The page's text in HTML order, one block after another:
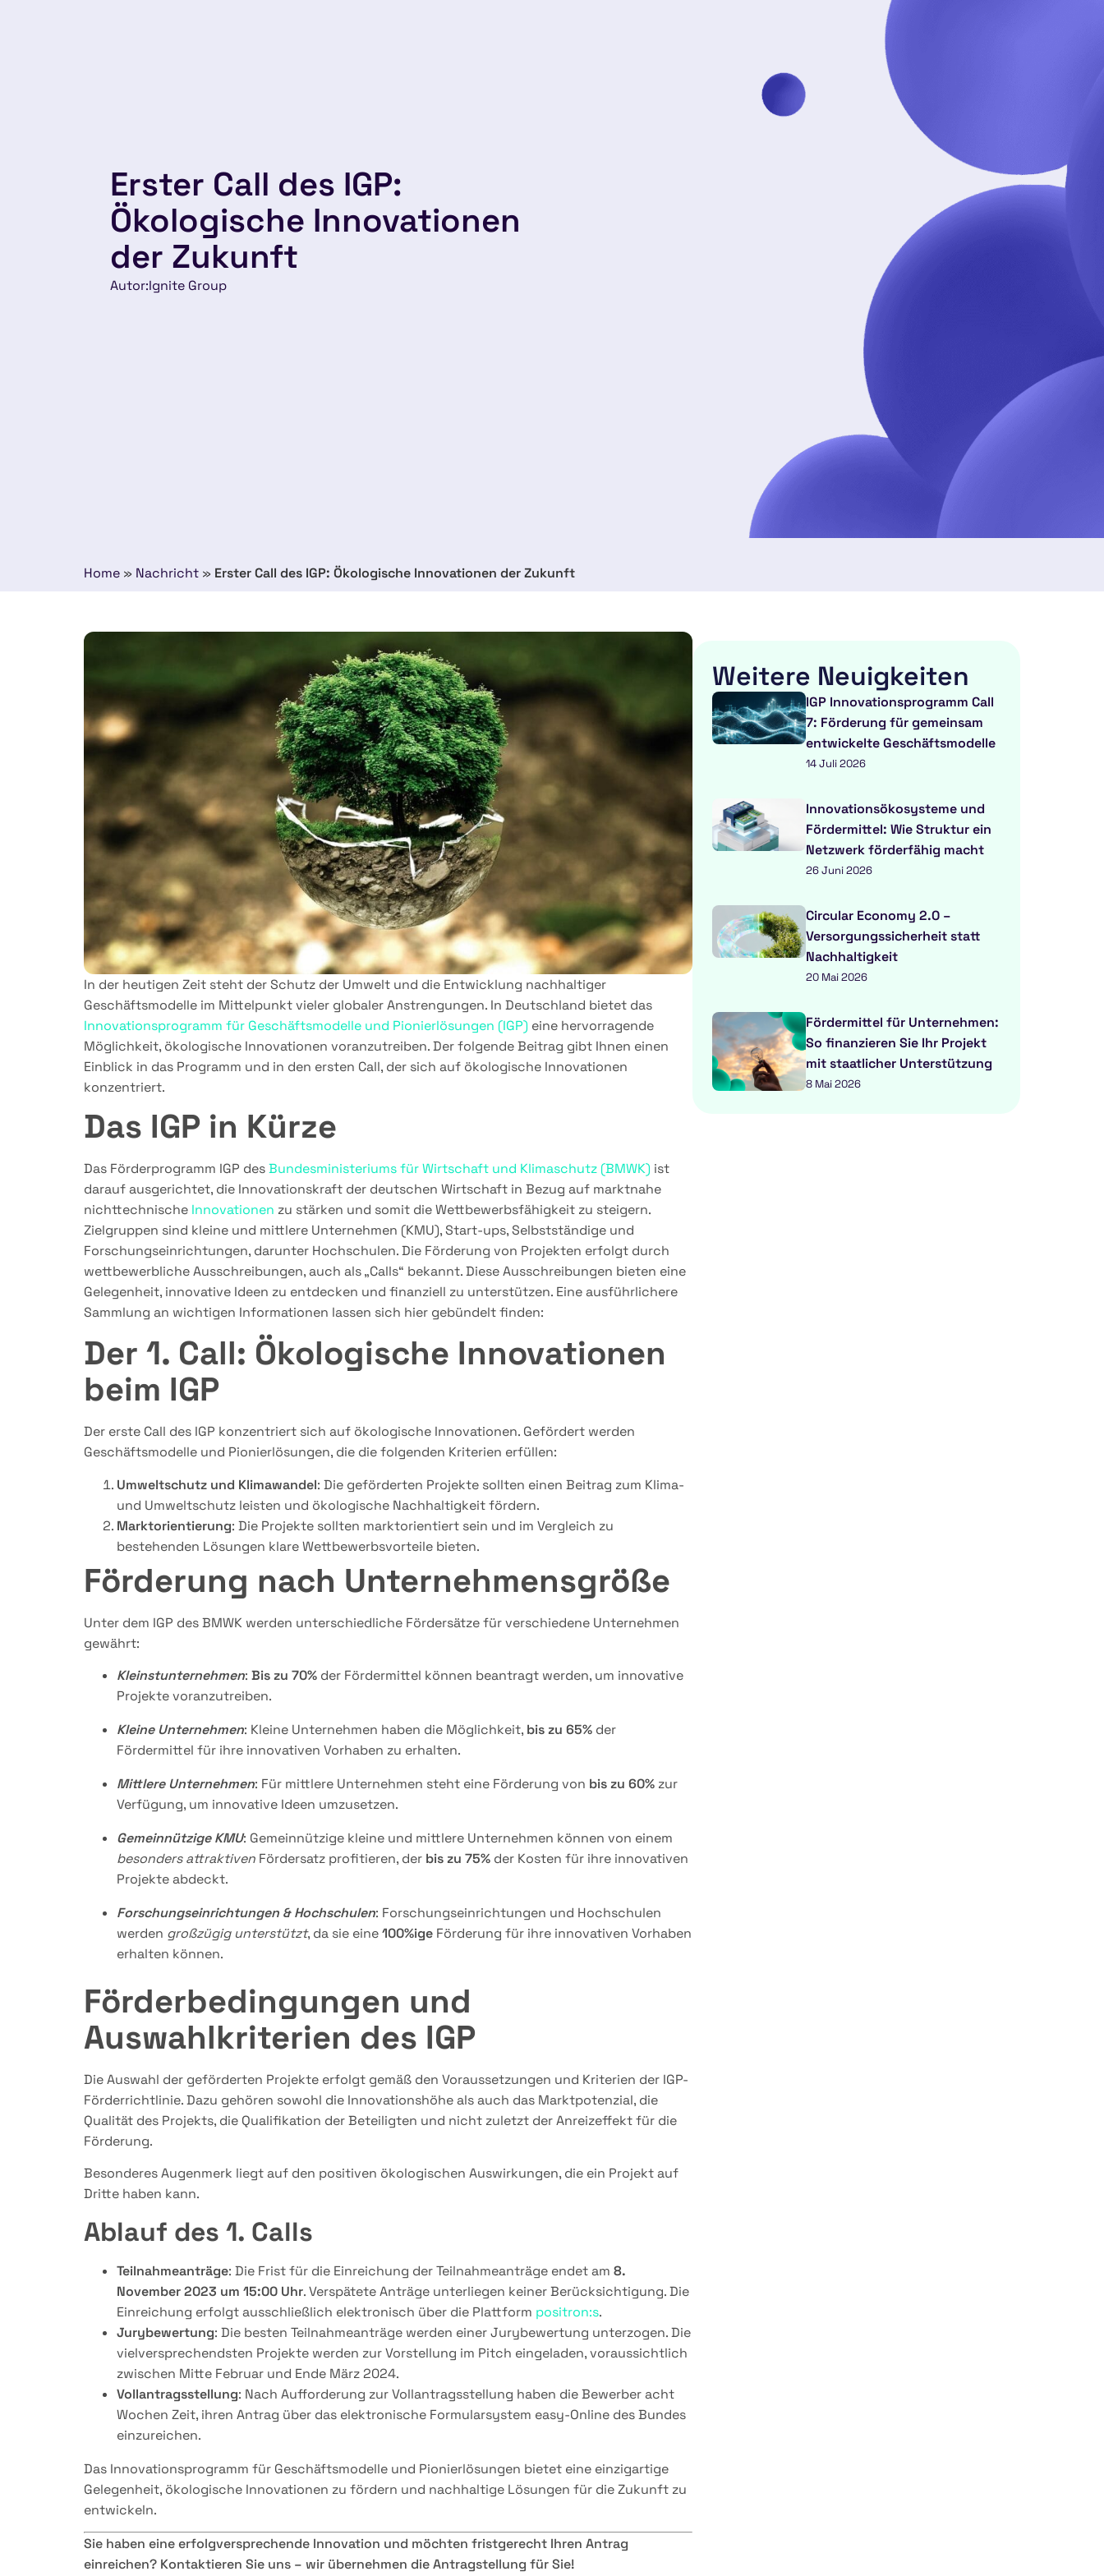
Erster Call des IGP:
Ökologische Innovationen
der Zukunft
Autor:Ignite Group
Home » Nachricht » Erster Call des IGP: Ökologische Innovationen der Zukunft
In der heutigen Zeit steht der Schutz der Umwelt und die Entwicklung nachhaltiger
Geschäftsmodelle im Mittelpunkt vieler globaler Anstrengungen. In Deutschland bietet das
Innovationsprogramm für Geschäftsmodelle und Pionierlösungen (IGP) eine hervorragende
Möglichkeit, ökologische Innovationen voranzutreiben. Der folgende Beitrag gibt Ihnen einen
Einblick in das Programm und in den ersten Call, der sich auf ökologische Innovationen
konzentriert.
Das IGP in Kürze
Das Förderprogramm IGP desBundesministeriums für Wirtschaft und Klimaschutz (BMWK) ist
darauf ausgerichtet, die Innovationskraft der deutschen Wirtschaft in Bezug auf marktnahe
nichttechnische Innovationen zu stärken und somit die Wettbewerbsfähigkeit zu steigern.
Zielgruppen sind kleine und mittlere Unternehmen (KMU), Start-ups, Selbstständige und
Forschungseinrichtungen, darunter Hochschulen. Die Förderung von Projekten erfolgt durch
wettbewerbliche Ausschreibungen, auch als „Calls“ bekannt. Diese Ausschreibungen bieten eine
Gelegenheit, innovative Ideen zu entdecken und finanziell zu unterstützen. Eine ausführlichere
Sammlung an wichtigen Informationen lassen sich hier gebündelt finden:
Der 1. Call: Ökologische Innovationen
beim IGP
Der erste Call des IGP konzentriert sich auf ökologische Innovationen. Gefördert werden
Geschäftsmodelle und Pionierlösungen, die die folgenden Kriterien erfüllen:
Umweltschutz und Klimawandel: Die geförderten Projekte sollten einen Beitrag zum Klima-
und Umweltschutz leisten und ökologische Nachhaltigkeit fördern.
Marktorientierung: Die Projekte sollten marktorientiert sein und im Vergleich zu
bestehenden Lösungen klare Wettbewerbsvorteile bieten.
Förderung nach Unternehmensgröße
Unter dem IGP des BMWK werden unterschiedliche Fördersätze für verschiedene Unternehmen
gewährt:
Kleinstunternehmen: Bis zu 70% der Fördermittel können beantragt werden, um innovative
Projekte voranzutreiben.
Kleine Unternehmen: Kleine Unternehmen haben die Möglichkeit, bis zu 65% der
Fördermittel für ihre innovativen Vorhaben zu erhalten.
Mittlere Unternehmen: Für mittlere Unternehmen steht eine Förderung von bis zu 60% zur
Verfügung, um innovative Ideen umzusetzen.
Gemeinnützige KMU: Gemeinnützige kleine und mittlere Unternehmen können von einem
besonders attraktiven Fördersatz profitieren, der bis zu 75% der Kosten für ihre innovativen
Projekte abdeckt.
Forschungseinrichtungen & Hochschulen: Forschungseinrichtungen und Hochschulen
werden großzügig unterstützt, da sie eine100%ige Förderung für ihre innovativen Vorhaben
erhalten können.
Förderbedingungen und
Auswahlkriterien des IGP
Die Auswahl der geförderten Projekte erfolgt gemäß den Voraussetzungen und Kriterien der IGP-
Förderrichtlinie. Dazu gehören sowohl die Innovationshöhe als auch das Marktpotenzial, die
Qualität des Projekts, die Qualifikation der Beteiligten und nicht zuletzt der Anreizeffekt für die
Förderung.
Besonderes Augenmerk liegt auf den positiven ökologischen Auswirkungen, die ein Projekt auf
Dritte haben kann.
Ablauf des 1. Calls
Teilnahmeanträge: Die Frist für die Einreichung der Teilnahmeanträge endet am 8.
November 2023 um 15:00 Uhr. Verspätete Anträge unterliegen keiner Berücksichtigung. Die
Einreichung erfolgt ausschließlich elektronisch über die Plattform positron:s.
Jurybewertung: Die besten Teilnahmeanträge werden einer Jurybewertung unterzogen. Die
vielversprechendsten Projekte werden zur Vorstellung im Pitch eingeladen, voraussichtlich
zwischen Mitte Februar und Ende März 2024.
Vollantragsstellung: Nach Aufforderung zur Vollantragsstellung haben die Bewerber acht
Wochen Zeit, ihren Antrag über das elektronische Formularsystem easy-Online des Bundes
einzureichen.
Das Innovationsprogramm für Geschäftsmodelle und Pionierlösungen bietet eine einzigartige
Gelegenheit, ökologische Innovationen zu fördern und nachhaltige Lösungen für die Zukunft zu
entwickeln.
Sie haben eine erfolgversprechende Innovation und möchten fristgerecht Ihren Antrag
einreichen? Kontaktieren Sie uns – wir übernehmen die Antragstellung für Sie!
Weitere Neuigkeiten
IGP Innovationsprogramm Call
7: Förderung für gemeinsam
entwickelte Geschäftsmodelle
14 Juli 2026
Innovationsökosysteme und
Fördermittel: Wie Struktur ein
Netzwerk förderfähig macht
26 Juni 2026
Circular Economy 2.0 –
Versorgungssicherheit statt
Nachhaltigkeit
20 Mai 2026
Fördermittel für Unternehmen:
So finanzieren Sie Ihr Projekt
mit staatlicher Unterstützung
8 Mai 2026